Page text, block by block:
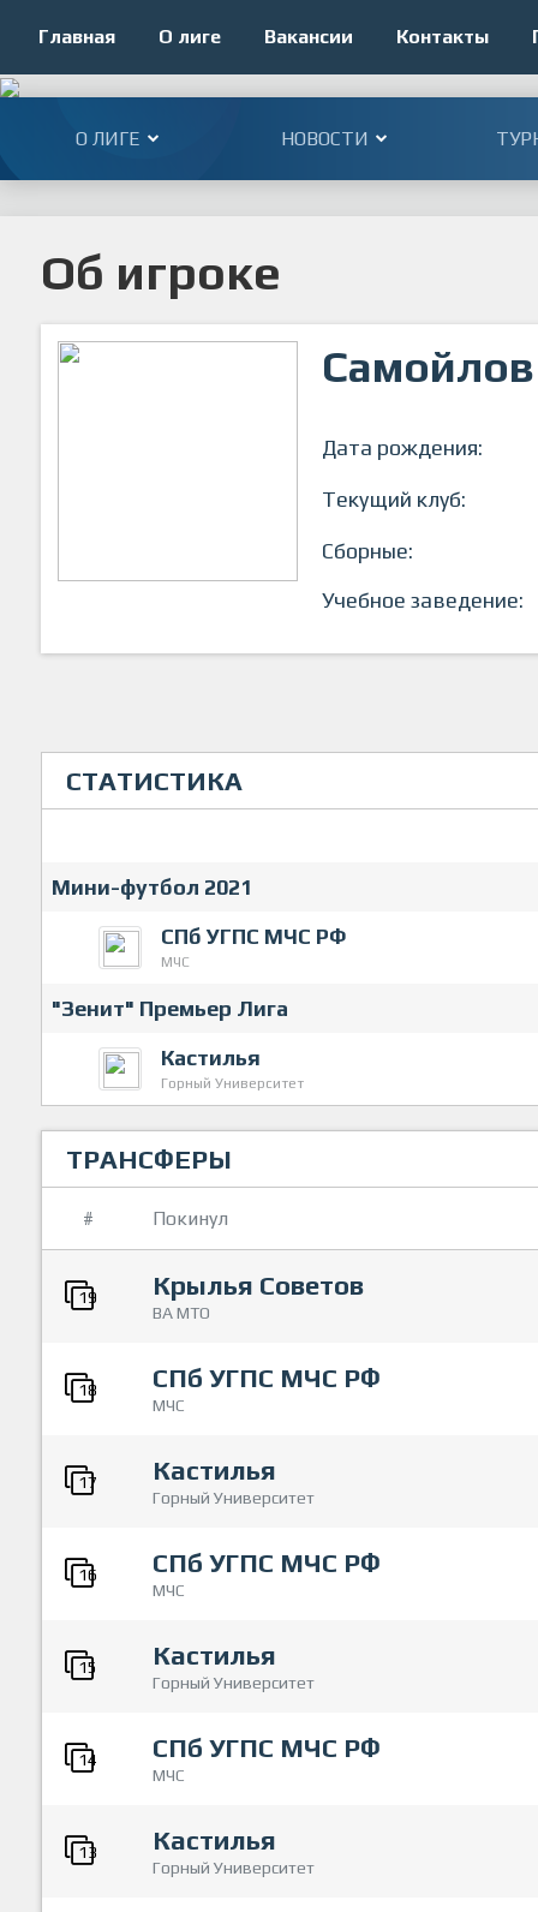
Главная О лиге Вакансии Контакты
О ЛИГЕ НОВОСТИ
Об игроке
Дата рождения:
Текущий клуб:
Сборные:
Учебное заведение:
СТАТИСТИКА
Мини-футбол 2021
СПб УГПС МЧС РФ
МЧС
"Зенит" Премьер Лига
Кастилья
Горный Университет
ТРАНСФЕРЫ
# Покинул
19 Крылья Советов
ВА МТО
18 СПб УГПС МЧС РФ
МЧС
17 Кастилья
Горный Университет
16 СПб УГПС МЧС РФ
МЧС
15 Кастилья
Горный Университет
14 СПб УГПС МЧС РФ
МЧС
13 Кастилья
Горный Университет